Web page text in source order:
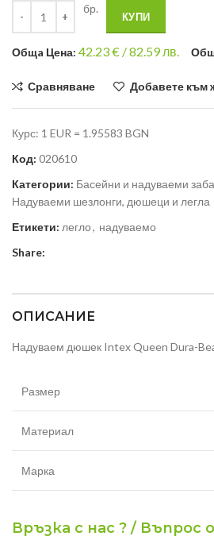
бр.
КУПИ
Общa Цена: 42.23€ /82.59 лв.
Сравняване Добавете към
Курс: 1 EUR = 1.95583 BGN
Код: 020610
Категории: Басейни и надуваеми
Надуваеми шезлонги, дюшеци и легла
Етикети: легло, надуваемо
Share:
ОПИСАНИЕ
Надуваем дюшек Intex Queen Dura-
Размер
Материал
Марка
Връзка с нас ? / Въпрос